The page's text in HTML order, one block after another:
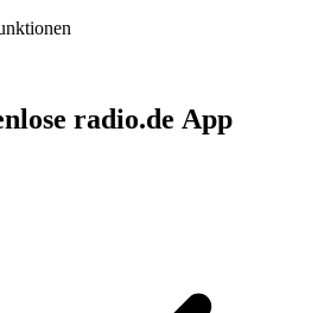
radio.de App